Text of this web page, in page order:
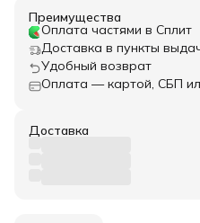
Преимущества
Оплата частями в Сплит
Доставка в пункты
Удобный возврат
Оплата — картой, СБП
Доставка